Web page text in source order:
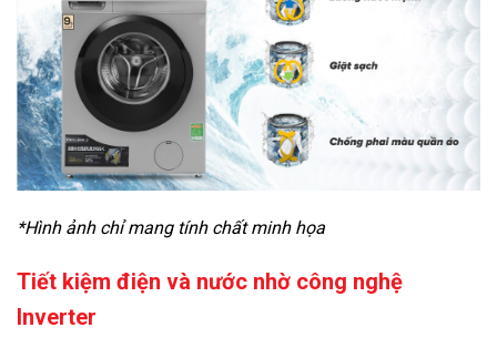
Đồ cotton
Đồ hỗn hợp
Đồ len
Đồ mỏng
Đồ thể thao
Đồ trẻ em
Công nghệ giặt:
Giặt nước nóng
*Hình ảnh chỉ mang tính chất minh họa
Tiết kiệm điện và nước nhờ công nghệ
Inverter